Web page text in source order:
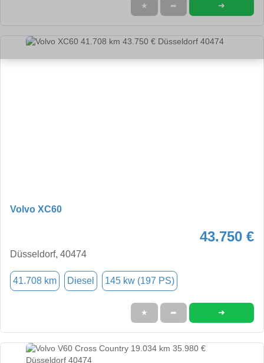
★ ➦ ➜
Volvo XC60
43.750 €
Düsseldorf, 40474
41.708 km Diesel 145 kw (197 PS)
★ ➦ ➜